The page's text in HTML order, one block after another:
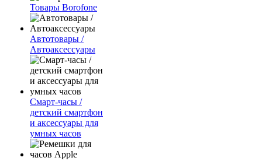
Товары Borofone
Автотовары /
Автоаксессуары
Смарт-часы /
детский смартфон
и аксессуары для
умных часов